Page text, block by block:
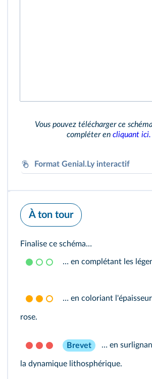
Vous pouvez télécharger ce
compléter en cliquant ici.
Format Genial.Ly interactif
À ton tour
Finalise ce schéma…
… en complétant les
… en coloriant
rose.
Brevet … en
la dynamique lithosphérique.